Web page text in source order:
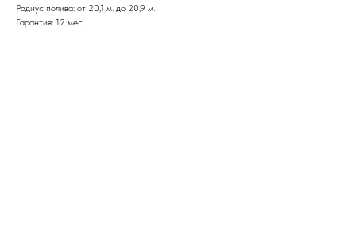
Радиус полива: от 20,1 м. до 20,9 м.
Гарантия: 12 мес.